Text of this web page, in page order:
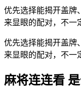
优先选择能揭开盖牌
来显眼的配对，不一
优先选择能揭开盖牌
来显眼的配对，不一
麻将连连看 是